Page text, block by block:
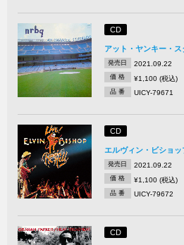
CD
アット・ヤンキー・ス
発売日 2021.09.22
価 格 ¥1,100 (税込)
品 番 UICY-79671
CD
エルヴィン・ビショ
発売日 2021.09.22
価 格 ¥1,100 (税込)
品 番 UICY-79672
CD